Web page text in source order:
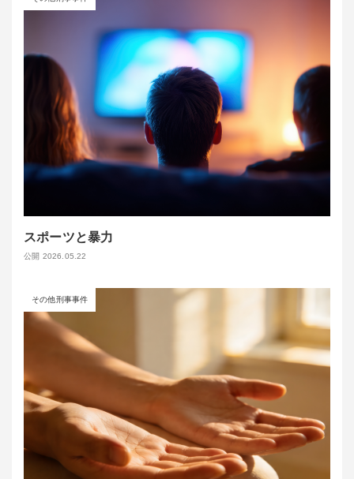
スポーツと暴力
公開 2026.05.22
その他刑事事件